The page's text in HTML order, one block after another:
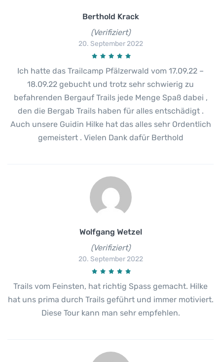
Berthold Krack
(Verifiziert)
20. September 2022
Ich hatte das Trailcamp Pfälzerwald vom 17.09.22 –
18.09.22 gebucht und trotz sehr schwierig zu
befahrenden Bergauf Trails jede Menge Spaß dabei ,
den die Bergab Trails haben für alles entschädigt .
Auch unsere Guidin Hilke hat das alles sehr Ordentlich
gemeistert . Vielen Dank dafür Berthold
Wolfgang Wetzel
(Verifiziert)
20. September 2022
Trails vom Feinsten, hat richtig Spass gemacht. Hilke
hat uns prima durch Trails geführt und immer motiviert.
Diese Tour kann man sehr empfehlen.